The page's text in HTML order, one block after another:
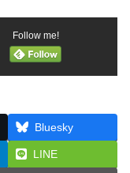
Follow me!
Bluesky
LINE